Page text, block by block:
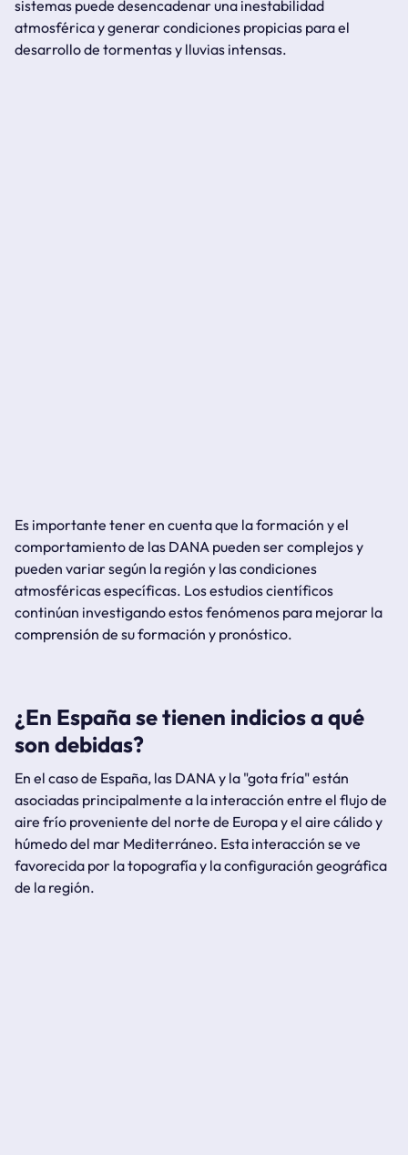
sistemas puede desencadenar una inestabilidad
atmosférica y generar condiciones propicias para el
desarrollo de tormentas y lluvias intensas.
Es importante tener en cuenta que la formación y el
comportamiento de las DANA pueden ser complejos y
pueden variar según la región y las condiciones
atmosféricas específicas. Los estudios científicos
continúan investigando estos fenómenos para mejorar la
comprensión de su formación y pronóstico.
¿En España se tienen indicios a qué
son debidas?
En el caso de España, las DANA y la "gota fría" están
asociadas principalmente a la interacción entre el flujo de
aire frío proveniente del norte de Europa y el aire cálido y
húmedo del mar Mediterráneo. Esta interacción se ve
favorecida por la topografía y la configuración geográfica
de la región.